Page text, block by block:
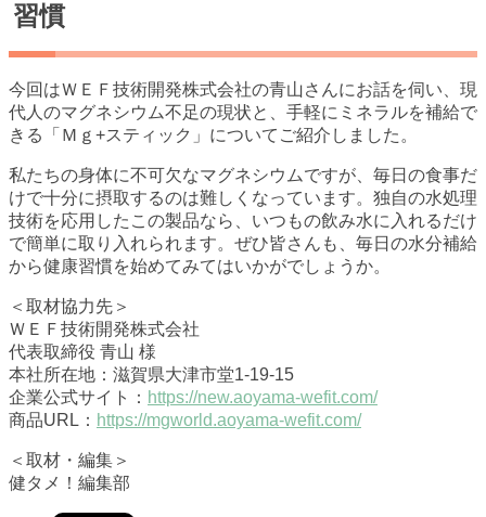
習慣
今回はＷＥＦ技術開発株式会社の青山さんにお話を伺い、現
代人のマグネシウム不足の現状と、手軽にミネラルを補給で
きる「Ｍｇ+スティック」についてご紹介しました。
私たちの身体に不可欠なマグネシウムですが、毎日の食事だ
けで十分に摂取するのは難しくなっています。独自の水処理
技術を応用したこの製品なら、いつもの飲み水に入れるだけ
で簡単に取り入れられます。ぜひ皆さんも、毎日の水分補給
から健康習慣を始めてみてはいかがでしょうか。
＜取材協力先＞
ＷＥＦ技術開発株式会社
代表取締役 青山 様
本社所在地：滋賀県大津市堂1-19-15
企業公式サイト： https://new.aoyama-wefit.com/
商品URL： https://mgworld.aoyama-wefit.com/
＜取材・編集＞
健タメ！編集部